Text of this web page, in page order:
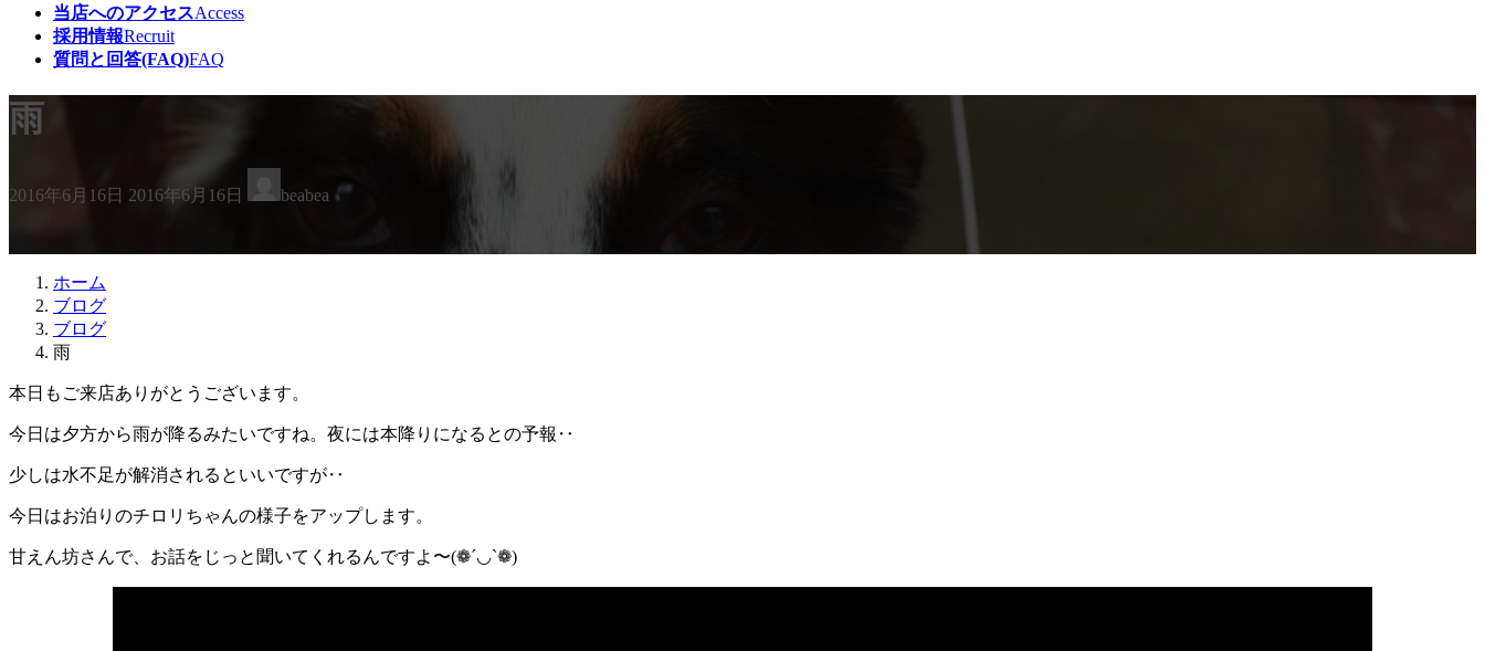
当店へのアクセスAccess
採用情報Recruit
質問と回答(FAQ)FAQ
雨
2016年6月16日 終
2016年6月16日 beabea
ホーム
ブログ
ブログ
雨
本日もご来店ありがとうございます。
今日は夕方から雨が降るみたいですね。夜には本降りになるとの予報‥
少しは水不足が解消されるといいですが‥
今日はお泊りのチロリちゃんの様子をアップします。
甘えん坊さんで、お話をじっと聞いてくれるんですよ〜(❁´◡`❁)